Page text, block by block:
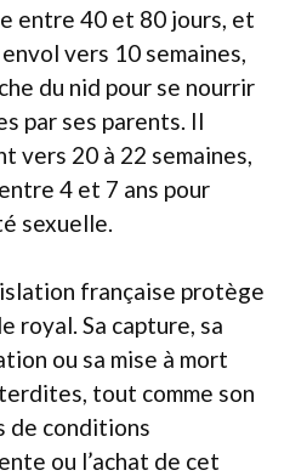
entre 40 et 80 jours, et
vers 10 semaines,
du nid pour se nourrir
par ses parents. Il
vers 20 à 22 semaines,
4 et 7 ans pour
sexuelle.
française protège
royal. Sa capture, sa
ou sa mise à mort
tout comme son
de conditions
ou l’achat de cet